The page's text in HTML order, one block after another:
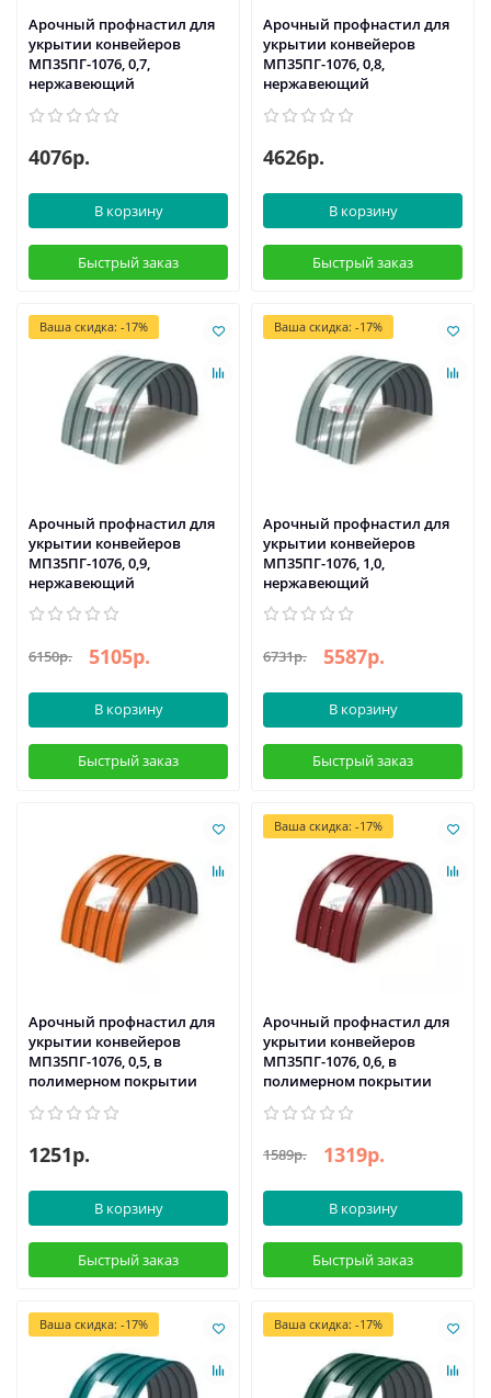
Арочный профнастил для
укрытии конвейеров
МП35ПГ-1076, 0,7,
нержавеющий
4076р.
В корзину
Быстрый заказ
Арочный профнастил для
укрытии конвейеров
МП35ПГ-1076, 0,8,
нержавеющий
4626р.
В корзину
Быстрый заказ
Ваша скидка: -17%
Арочный профнастил для
укрытии конвейеров
МП35ПГ-1076, 0,9,
нержавеющий
6150р. 5105р.
В корзину
Быстрый заказ
Ваша скидка: -17%
Арочный профнастил для
укрытии конвейеров
МП35ПГ-1076, 1,0,
нержавеющий
6731р. 5587р.
В корзину
Быстрый заказ
Арочный профнастил для
укрытии конвейеров
МП35ПГ-1076, 0,5, в
полимерном покрытии
1251р.
В корзину
Быстрый заказ
Ваша скидка: -17%
Арочный профнастил для
укрытии конвейеров
МП35ПГ-1076, 0,6, в
полимерном покрытии
1589р. 1319р.
В корзину
Быстрый заказ
Ваша скидка: -17% Ваша скидка: -17%